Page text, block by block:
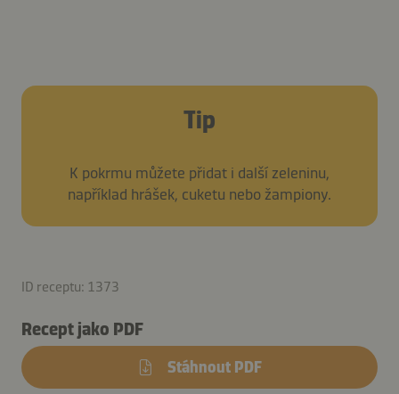
Tip
K pokrmu můžete přidat i další zeleninu,
například hrášek, cuketu nebo žampiony.
ID receptu: 1373
Recept jako PDF
Stáhnout PDF